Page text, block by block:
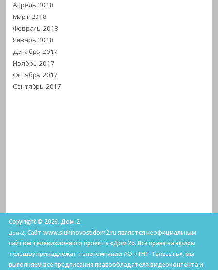
Апрель 2018
Март 2018
Февраль 2018
Январь 2018
Декабрь 2017
Ноябрь 2017
Октябрь 2017
Сентябрь 2017
Copyright © 2026. Дом-2
Дом-2, Сайт www.sluhinovostidom2.ru является неофициальным
сайтом телевизионного проекта «Дом 2». Все права на эфиры
телешоу принадлежат телекомпании АО «ТНТ-Телесеть», мы
выполняем все предписания правообладателя видеоконтента и